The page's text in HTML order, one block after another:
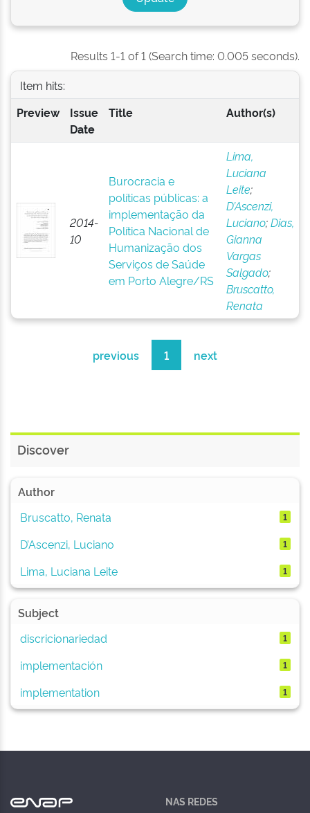
Results 1-1 of 1 (Search time: 0.005 seconds).
Item hits:
Preview
Issue
Date
Title Author(s)
2014-
10
Burocracia e
políticas públicas: a
implementação da
Política Nacional de
Humanização dos
Serviços de Saúde
em Porto Alegre/RS
Lima,
Luciana
Leite;
D’Ascenzi,
Luciano;Dias,
Gianna
Vargas
Salgado;
Bruscatto,
Renata
previous 1 next
Discover
Author
Bruscatto, Renata
1
D’Ascenzi, Luciano 1
Lima, Luciana Leite 1
Subject
discricionariedad
1
implementación 1
implementation 1
NAS REDES